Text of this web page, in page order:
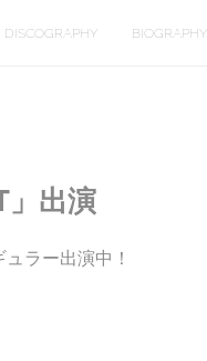
DISCOGRAPHY BIOGRAPHY
」出演
ラー出演中！